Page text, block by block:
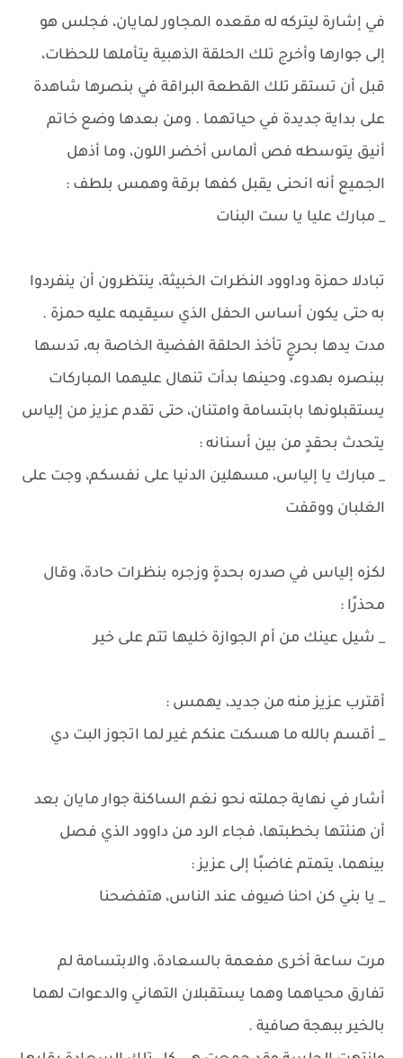
في إشارة ليتركه له مقعده المجاور لمايان، فجلس هو
إلى جوارها وأخرج تلك الحلقة الذهبية يتأملها للحظات،
قبل أن تستقر تلك القطعة البراقة في بنصرها شاهدة
على بداية جديدة في حياتهما . ومن بعدها وضع خاتم
أنيق يتوسطه فص ألماس أخضر اللون، وما أذهل
الجميع أنه انحنى يقبل كفها برقة وهمس بلطف :
_ مبارك عليا يا ست البنات
تبادلا حمزة وداوود النظرات الخبيثة، ينتظرون أن ينفردوا
به حتى يكون أساس الحفل الذي سيقيمه عليه حمزة .
مدت يدها بحرجٍ تأخذ الحلقة الفضية الخاصة به، تدسها
ببنصره بهدوء، وحينها بدأت تنهال عليهما المباركات
يستقبلونها بابتسامة وامتنان، حتى تقدم عزيز من إلياس
يتحدث بحقدٍ من بين أسنانه :
_ مبارك يا إلياس، مسهلين الدنيا على نفسكم، وجت على
الغلبان ووقفت
لكزه إلياس في صدره بحدةٍ وزجره بنظرات حادة، وقال
محذرًا :
_ شيل عينك من أم الجوازة خليها تتم على خير
أقترب عزيز منه من جديد، يهمس :
_ أقسم بالله ما هسكت عنكم غير لما اتجوز البت دي
أشار في نهاية جملته نحو نغم الساكنة جوار مايان بعد
أن هنئتها بخطبتها، فجاء الرد من داوود الذي فصل
بينهما، يتمتم غاضبًا إلى عزيز :
_ يا بني كن احنا ضيوف عند الناس، هتفضحنا
مرت ساعة أخرى مفعمة بالسعادة، والابتسامة لم
تفارق محياهما وهما يستقبلان التهاني والدعوات لهما
بالخير ببهجة صافية .